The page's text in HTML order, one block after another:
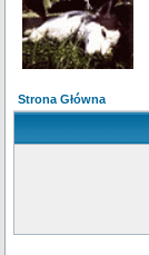
Strona Główna